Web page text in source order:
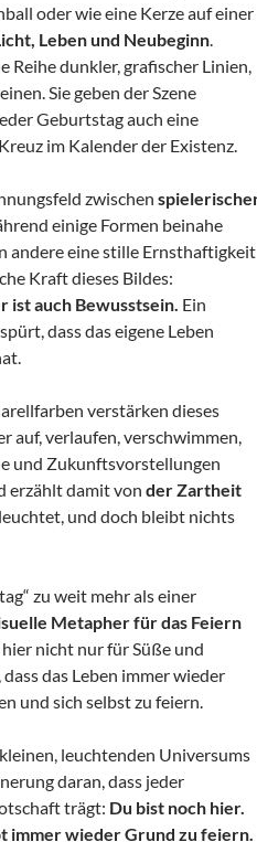
oder wie eine Kerze auf einer
Leben und Neubeginn
dunkler, grafischer Linien,
Sie geben der Szene
Geburtstag auch eine
im Kalender der Existenz.
zwischen
einige Formen beinahe
andere eine stille Ernsthaftigkeit
Kraft dieses Bildes:
auch Bewusstsein. Ein
dass das eigene Leben
verstärken dieses
auf, verlaufen, verschwimmen,
und Zukunftsvorstellungen
erzählt damit von der Zartheit
und doch bleibt nichts
zu weit mehr als einer
Metapher für das Feiern
hier nicht nur für Süße und
das Leben immer wieder
und sich selbst zu feiern.
leuchtenden Universums
daran, dass jeder
trägt: Du bist noch hier.
immer wieder Grund zu feiern.